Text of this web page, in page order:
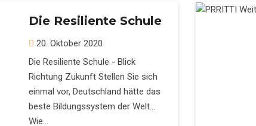
Die Resiliente Schule
20. Oktober 2020
Die Resiliente Schule - Blick
Richtung Zukunft Stellen Sie sich
einmal vor, Deutschland hätte das
beste Bildungssystem der Welt...
Wie…